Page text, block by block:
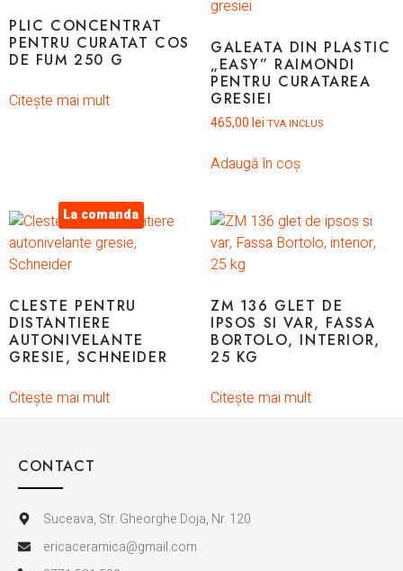
PLIC CONCENTRAT
PENTRU CURATAT COS
DE FUM 250 G
Citește mai mult
GALEATA DIN PLASTIC
„EASY” RAIMONDI
PENTRU CURATAREA
GRESIEI
465,00 lei TVA INCLUS
Adaugă în coș
La comanda
CLESTE PENTRU
DISTANTIERE
AUTONIVELANTE
GRESIE, SCHNEIDER
Citește mai mult
ZM 136 GLET DE
IPSOS SI VAR, FASSA
BORTOLO, INTERIOR,
25 KG
Citește mai mult
CONTACT
Suceava, Str. Gheorghe Doja, Nr. 120
ericaceramica@gmail.com